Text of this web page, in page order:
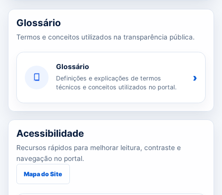
Glossário
Termos e conceitos utilizados na transparência pública.
Glossário
Definições e explicações de termos
técnicos e conceitos utilizados no portal.
›
Acessibilidade
Recursos rápidos para melhorar leitura, contraste e
navegação no portal.
Mapa do Site